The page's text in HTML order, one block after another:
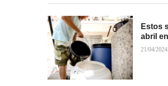
Estos
abril
21/04/